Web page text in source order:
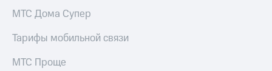
МТС Дома Супер
Тарифы мобильной связи
МТС Проще